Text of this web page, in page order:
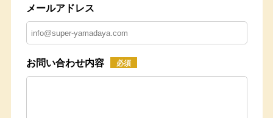
メールアドレス
お問い合わせ内容 必須